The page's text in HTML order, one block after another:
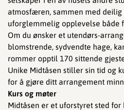
atmosfæren, sammen med
uforglemmelig opplevelse både
Om du ønsker et utendørs-
blomstrende, sydvendte hage,
rommer opptil 170 sittende
Unike Midtåsen stiller sin tid og
for å gjøre ditt arrangement
Kurs og møter
Midtåsen er et uforstyret sted for